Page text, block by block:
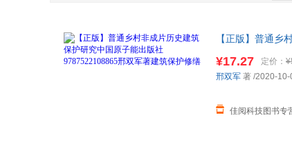
【正版】普通乡
¥17.27 定价：
佳阅科技图书专
邢双军 著 /2020-10-